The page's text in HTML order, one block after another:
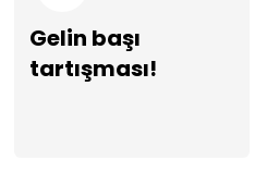
Gelin başı
tartışması!